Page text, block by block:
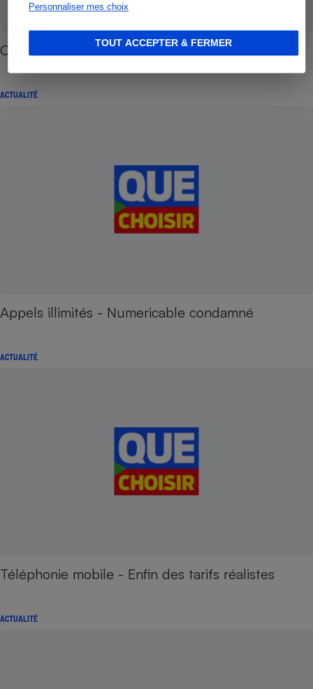
Personnaliser mes choix
TOUT ACCEPTER & FERMER
Offres illimitées - Que de restrictions !
ACTUALITÉ
Appels illimités - Numericable condamné
ACTUALITÉ
Téléphonie mobile - Enfin des tarifs réalistes
ACTUALITÉ